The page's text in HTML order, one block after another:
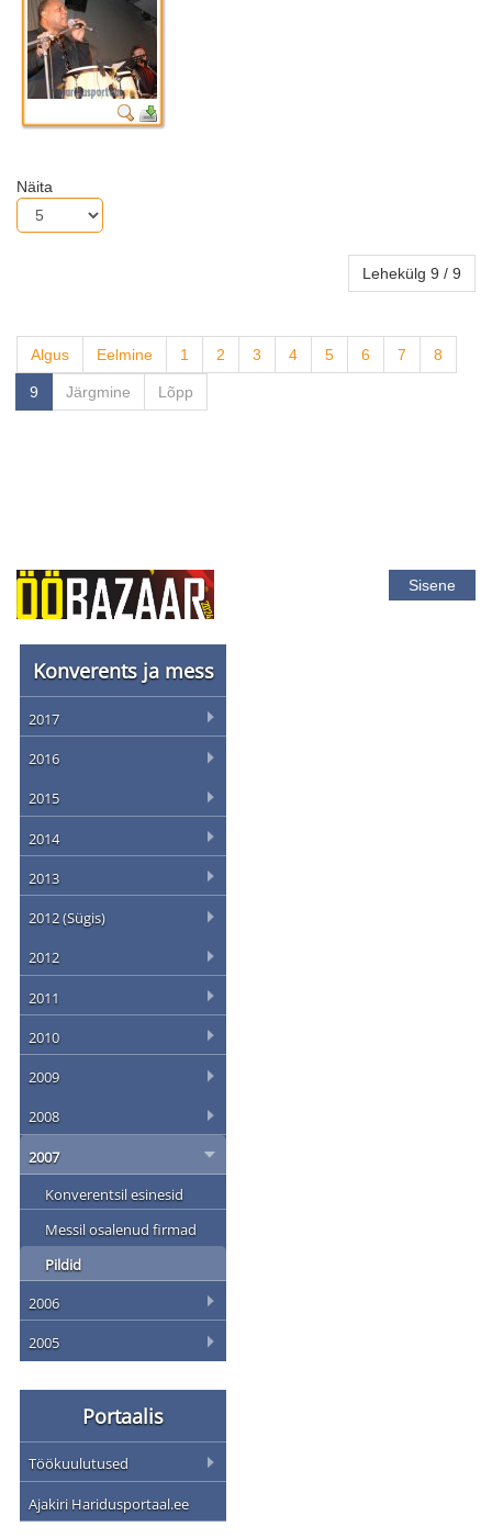
Näita
Lehekülg 9 / 9
Algus Eelmine 1 2 3 4 5 6 7 8
9 Järgmine Lõpp
Konverents ja mess
2017
2016
2015
2014
2013
2012 (Sügis)
2012
2011
2010
2009
2008
2007
Konverentsil esinesid
Messil osalenud firmad
Pildid
2006
2005
Portaalis
Töökuulutused
Ajakiri Haridusportaal.ee
Sisene